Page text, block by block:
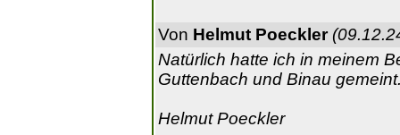
Von Helmut Poeckler
Natürlich hatte ich in meinem
Guttenbach und Binau
Helmut Poeckler